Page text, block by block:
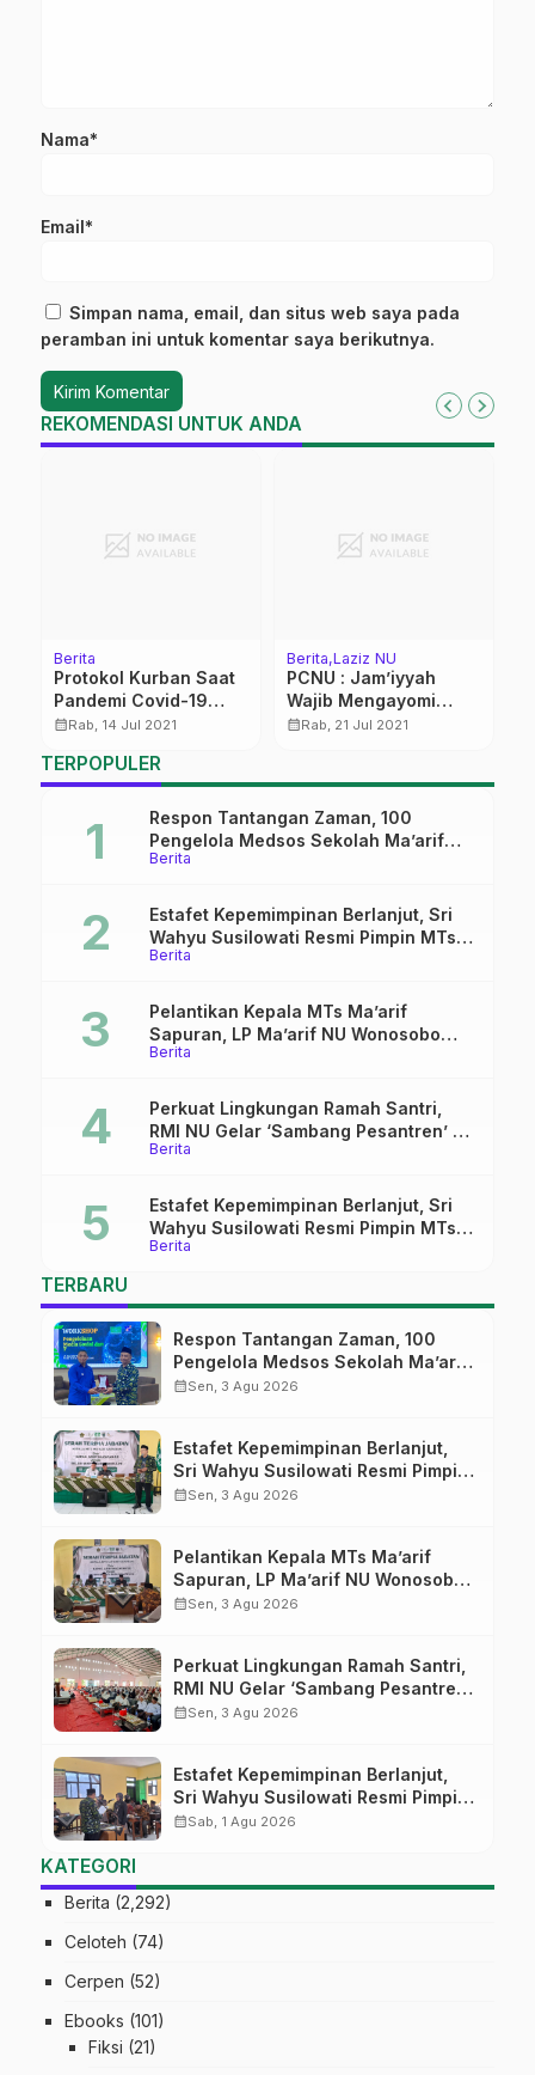
Nama*
Email*
Simpan nama, email, dan situs web saya pada
peramban ini untuk komentar saya berikutnya.
REKOMENDASI UNTUK ANDA
Berita
Protokol Kurban Saat
Pandemi Covid-19
Bagi Warga NU
calendar_monthRab, 14 Jul 2021
Berita Laziz NU
PCNU : Jam’iyyah
Wajib Mengayomi
Jama’ah
calendar_monthRab, 21 Jul 2021
TERPOPULER
Berita
Respon Tantangan Zaman, 100
Pengelola Medsos Sekolah Ma’arif
Pekalongan Ikuti Pelatihan Literasi
Berita
Estafet Kepemimpinan Berlanjut, Sri
Wahyu Susilowati Resmi Pimpin MTs
Ma’arif Sapuran
Berita
Pelantikan Kepala MTs Ma’arif
Sapuran, LP Ma’arif NU Wonosobo
Tekankan Lima Amanah
Berita
Perkuat Lingkungan Ramah Santri,
RMI NU Gelar ‘Sambang Pesantren’ di
Pati
Berita
Estafet Kepemimpinan Berlanjut, Sri
Wahyu Susilowati Resmi Pimpin MTs
Ma’arif Sapuran
TERBARU
Respon Tantangan Zaman, 100
Pengelola Medsos Sekolah Ma’arif
Pekalongan Ikuti Pelatihan Literasi
calendar_monthSen, 3 Agu 2026
Estafet Kepemimpinan Berlanjut,
Sri Wahyu Susilowati Resmi Pimpin
MTs Ma’arif Sapuran
calendar_monthSen, 3 Agu 2026
Pelantikan Kepala MTs Ma’arif
Sapuran, LP Ma’arif NU Wonosobo
Tekankan Lima Amanah
calendar_monthSen, 3 Agu 2026
Perkuat Lingkungan Ramah Santri,
RMI NU Gelar ‘Sambang Pesantren’
di Pati
calendar_monthSen, 3 Agu 2026
Estafet Kepemimpinan Berlanjut,
Sri Wahyu Susilowati Resmi Pimpin
MTs Ma’arif Sapuran
calendar_monthSab, 1 Agu 2026
KATEGORI
Berita (2,292)
Celoteh (74)
Cerpen (52)
Ebooks (101)
Fiksi (21)